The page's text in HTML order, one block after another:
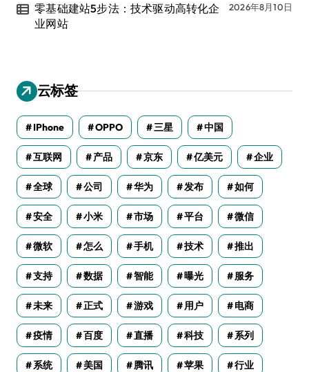
零基础建站5步法：技术驱动高转化企
业网站
2026年8月10日
云标签
IPhone OPPO 三星 中国
互联网 产品 京东 亿美元 企业
全球 公司 华为 发布 如何
安全 小米 市场 平台 微信
微软 怎么 手机 技术 推出
支持 数据 智能 曝光 服务
未来 正式 游戏 用户 电商
疫情 百度 直播 科技 系列
系统 美国 腾讯 苹果 行业